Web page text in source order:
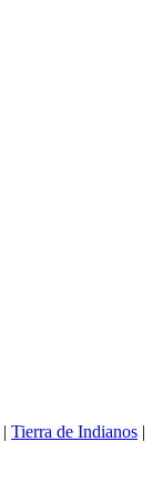
| Tierra de Indianos |